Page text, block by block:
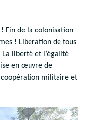
Fin de la colonisation
! Libération de tous
La liberté et l’égalité
en œuvre de
coopération militaire et